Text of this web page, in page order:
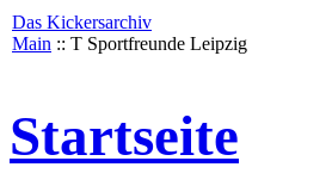
Das Kickersarchiv
Main :: T Sportfreunde Leipzig
Startseite